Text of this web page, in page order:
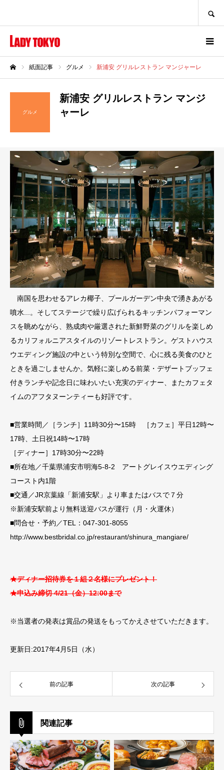
紙面記事 グルメ 新浦安 グリルレストラン マンジャーレ
グルメ
新浦安 グリルレストラン マンジ
ャーレ
南国を思わせるアレカ椰子、プールガーデン中央で湧きあがる
噴水...。そしてステージで繰り広げられるキッチンパフォーマン
スを眺めながら、熟成肉や厳選された新鮮野菜のグリルを楽しめ
るカリフォルニアスタイルのリゾートレストラン。ゲストハウス
ウエディング施設の中という特別な空間で、心に残る美食のひと
ときを過ごしませんか。気軽に楽しめる前菜・デザートブッフェ
付きランチや記念日に味わいたい充実のディナー、またカフェタ
イムのアフタヌーンティーも好評です。
■営業時間／［ランチ］11時30分〜15時 ［カフェ］平日12時〜
17時、土日祝14時〜17時
［ディナー］17時30分〜22時
■所在地／千葉県浦安市明海5-8-2 アートグレイスウエディング
コースト内1階
■交通／JR京葉線「新浦安駅」より車またはバスで７分
※新浦安駅前より無料送迎バスが運行（月・火運休）
■問合せ・予約／TEL：047-301-8055
http://www.bestbridal.co.jp/restaurant/shinura_mangiare/
★ディナー招待券を１組２名様にプレゼント！
★申込み締切 4/21（金）12:00まで
※当選者の発表は賞品の発送をもってかえさせていただきます。
更新日:2017年4月5日（水）
前の記事 次の記事
関連記事